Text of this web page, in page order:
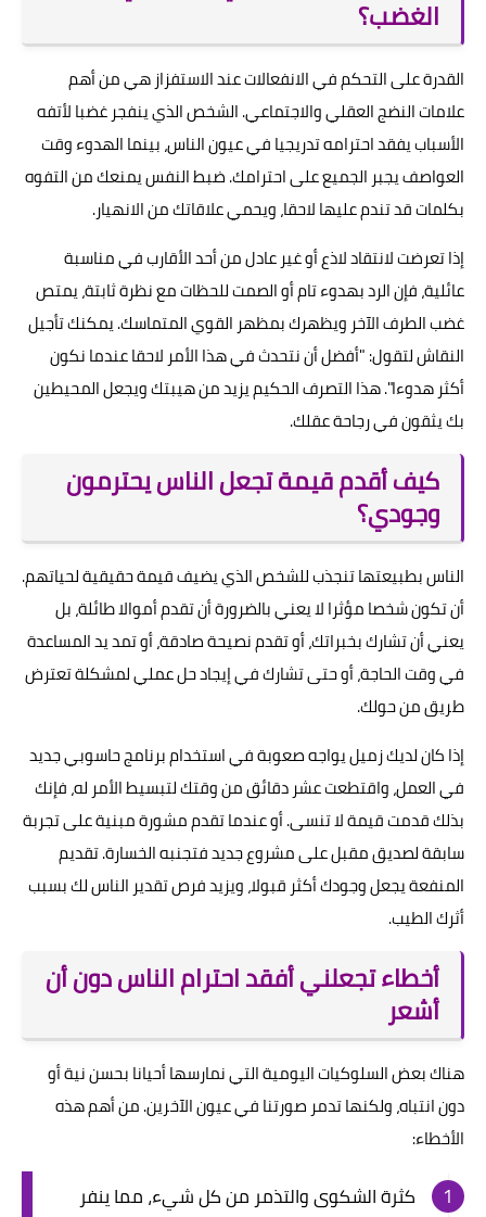
الغضب؟
القدرة على التحكم في الانفعالات عند الاستفزاز هي من أهم
علامات النضج العقلي والاجتماعي. الشخص الذي ينفجر غضبا لأتفه
الأسباب يفقد احترامه تدريجيا في عيون الناس، بينما الهدوء وقت
العواصف يجبر الجميع على احترامك. ضبط النفس يمنعك من التفوه
بكلمات قد تندم عليها لاحقا، ويحمي علاقاتك من الانهيار.
إذا تعرضت لانتقاد لاذع أو غير عادل من أحد الأقارب في مناسبة
عائلية، فإن الرد بهدوء تام أو الصمت للحظات مع نظرة ثابتة، يمتص
غضب الطرف الآخر ويظهرك بمظهر القوي المتماسك. يمكنك تأجيل
النقاش لتقول: "أفضل أن نتحدث في هذا الأمر لاحقا عندما نكون
أكثر هدوءا". هذا التصرف الحكيم يزيد من هيبتك ويجعل المحيطين
بك يثقون في رجاحة عقلك.
كيف أقدم قيمة تجعل الناس يحترمون
وجودي؟
الناس بطبيعتها تنجذب للشخص الذي يضيف قيمة حقيقية لحياتهم.
أن تكون شخصا مؤثرا لا يعني بالضرورة أن تقدم أموالا طائلة، بل
يعني أن تشارك بخبراتك، أو تقدم نصيحة صادقة، أو تمد يد المساعدة
في وقت الحاجة، أو حتى تشارك في إيجاد حل عملي لمشكلة تعترض
طريق من حولك.
إذا كان لديك زميل يواجه صعوبة في استخدام برنامج حاسوبي جديد
في العمل، واقتطعت عشر دقائق من وقتك لتبسيط الأمر له، فإنك
بذلك قدمت قيمة لا تنسى. أو عندما تقدم مشورة مبنية على تجربة
سابقة لصديق مقبل على مشروع جديد فتجنبه الخسارة. تقديم
المنفعة يجعل وجودك أكثر قبولا، ويزيد فرص تقدير الناس لك بسبب
أثرك الطيب.
أخطاء تجعلني أفقد احترام الناس دون أن
أشعر
هناك بعض السلوكيات اليومية التي نمارسها أحيانا بحسن نية أو
دون انتباه، ولكنها تدمر صورتنا في عيون الآخرين. من أهم هذه
الأخطاء:
كثرة الشكوى والتذمر من كل شيء، مما ينفر